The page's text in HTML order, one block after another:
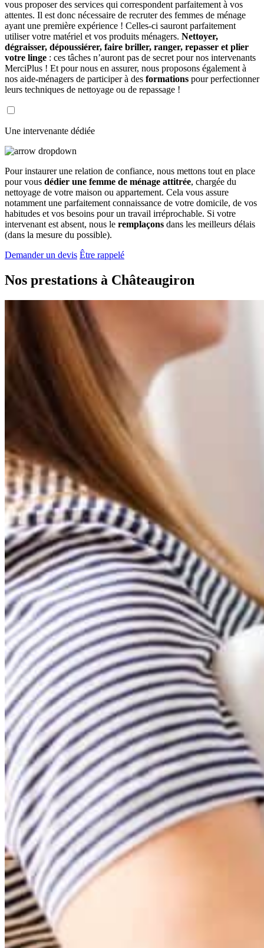
vous proposer des services qui correspondent parfaitement à vos
attentes. Il est donc nécessaire de recruter des femmes de ménage
ayant une première expérience ! Celles-ci sauront parfaitement
utiliser votre matériel et vos produits ménagers. Nettoyer,
dégraisser, dépoussiérer, faire briller, ranger, repasser et plier
votre linge : ces tâches n’auront pas de secret pour nos intervenants
MerciPlus ! Et pour nous en assurer, nous proposons également à
nos aide-ménagers de participer à des formations pour perfectionner
leurs techniques de nettoyage ou de repassage !
Une intervenante dédiée
Pour instaurer une relation de confiance, nous mettons tout en place
pour vous dédier une femme de ménage attitrée, chargée du
nettoyage de votre maison ou appartement. Cela vous assure
notamment une parfaitement connaissance de votre domicile, de vos
habitudes et vos besoins pour un travail irréprochable. Si votre
intervenant est absent, nous le remplaçons dans les meilleurs délais
(dans la mesure du possible).
Demander un devis Être rappelé
Nos prestations à Châteaugiron